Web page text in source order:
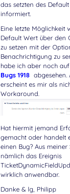
das setzten des
informiert.
Eine letzte Möglichkeit
Default Wert über den
zu setzen mit der
Benachrichtigung zu
habe ich aber noch
Bugs 1918 abgesehen.
erscheint es mir als
Workaround.
Hat hiermit jemand
gemacht oder handelt
einen Bug? Aus meiner
nämlich das Ereignis
wirklich anwendbar.
Danke & lg, Philipp